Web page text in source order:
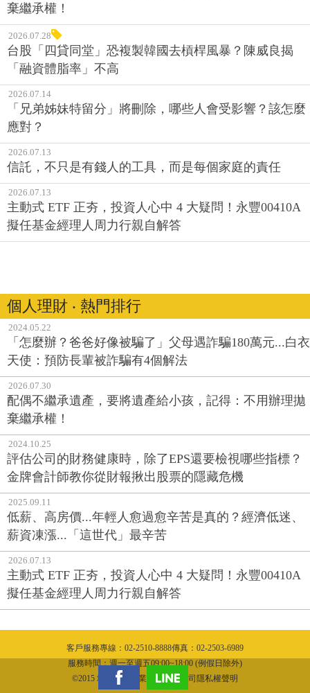
棄繼承權！
2026.07.28
台股「四貸同堂」恐複製韓國去槓桿風暴？陳威良揭
「融資體脂率」不高
2026.07.14
「兄弟姊妹特留分」將刪除，哪些人會受影響？該怎麼
應對？
2026.07.13
信託，不只是有錢人的工具，而是每個家庭的責任
2026.07.13
主動式 ETF 正夯，投資人心中 4 大疑問！永豐00410A
擬任基金經理人周力行親自解答
個人理財 ‧ 熱門排行
2024.05.22
「怎麼辦？爸爸好像被騙了」父母遇詐騙180萬元...白衣
天使：預防長輩被詐騙有4個解法
2026.07.30
配偶不繼承遺產，要將遺產給小孩，記得：不用辦理拋
棄繼承權！
2024.10.25
評估公司的財務健康時，除了EPS還要檢視哪些指標？
金牌會計師教你從財報揪出股票的隱藏危機
2025.09.11
低薪、高房價...年輕人愈過愈辛苦是真的？經濟低迷、
薪資凍漲...「這世代」最辛苦
2026.07.13
主動式 ETF 正夯，投資人心中 4 大疑問！永豐00410A
擬任基金經理人周力行親自解答
客戶服務專線：02-2510-8888傳真：02-2503-6989
服務時間：週一至週五09:00~18:00 (例假日除外)
©2015 城邦文化事業股份有限公司隱私權聲明